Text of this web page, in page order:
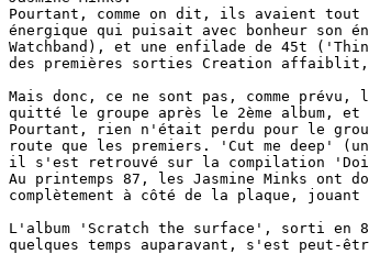
Pourtant, comme on dit, ils avaient tout
énergique qui puisait avec bonheur son
Watchband), et une enfilade de 45t
des premières sorties Creation
Mais donc, ce ne sont pas, comme
quitté le groupe après le 2ème album,
Pourtant, rien n'était perdu pour le
route que les premiers. 'Cut me deep'
il s'est retrouvé sur la compilation
Au printemps 87, les Jasmine Minks ont
complètement à côté de la plaque,
L'album 'Scratch the surface', sorti en
quelques temps auparavant, s'est peut-